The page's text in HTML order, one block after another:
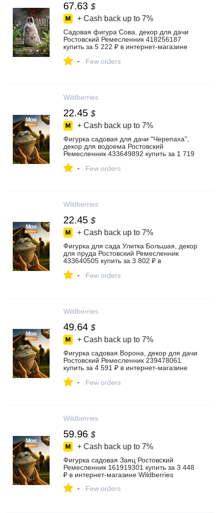
67.63 $
+ Cash back up to 7%
Садовая фигура Сова, декор для дачи
Ростовский Ремесленник 418256187
купить за 5 222 ₽ в интернет‑магазине
- Few orders
Wildberries
22.45 $
+ Cash back up to 7%
Фигурка садовая для дачи "Черепаха",
декор для водоема Ростовский
Ремесленник 433649892 купить за 1 719
- Few orders
Wildberries
22.45 $
+ Cash back up to 7%
Фигурка для сада Улитка Большая, декор
для пруда Ростовский Ремесленник
433640505 купить за 3 802 ₽ в
- Few orders
Wildberries
49.64 $
+ Cash back up to 7%
Фигурка садовая Ворона, декор для дачи
Ростовский Ремесленник 239478061
купить за 4 591 ₽ в интернет‑магазине
- Few orders
Wildberries
59.96 $
+ Cash back up to 7%
Фигурка садовая Заяц Ростовский
Ремесленник 161919301 купить за 3 448
₽ в интернет‑магазине Wildberries
- Few orders